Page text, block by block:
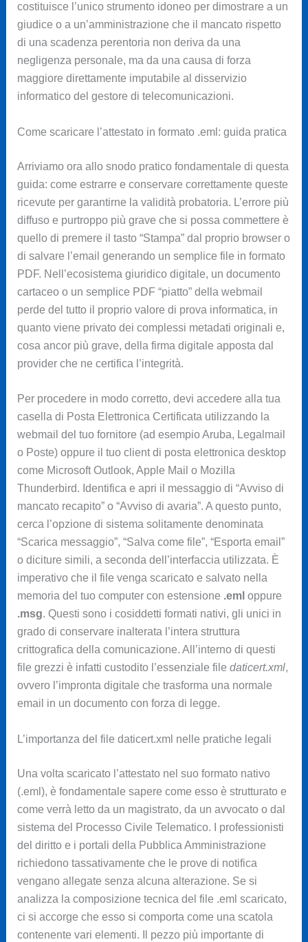
costituisce l’unico strumento idoneo per dimostrare a un
giudice o a un’amministrazione che il mancato rispetto
di una scadenza perentoria non deriva da una
negligenza personale, ma da una causa di forza
maggiore direttamente imputabile al disservizio
informatico del gestore di telecomunicazioni.
Come scaricare l’attestato in formato .eml: guida pratica
Arriviamo ora allo snodo pratico fondamentale di questa
guida: come estrarre e conservare correttamente queste
ricevute per garantirne la validità probatoria. L’errore più
diffuso e purtroppo più grave che si possa commettere è
quello di premere il tasto “Stampa” dal proprio browser o
di salvare l’email generando un semplice file in formato
PDF. Nell’ecosistema giuridico digitale, un documento
cartaceo o un semplice PDF “piatto” della webmail
perde del tutto il proprio valore di prova informatica, in
quanto viene privato dei complessi metadati originali e,
cosa ancor più grave, della firma digitale apposta dal
provider che ne certifica l’integrità.
Per procedere in modo corretto, devi accedere alla tua
casella di Posta Elettronica Certificata utilizzando la
webmail del tuo fornitore (ad esempio Aruba, Legalmail
o Poste) oppure il tuo client di posta elettronica desktop
come Microsoft Outlook, Apple Mail o Mozilla
Thunderbird. Identifica e apri il messaggio di “Avviso di
mancato recapito” o “Avviso di avaria”. A questo punto,
cerca l’opzione di sistema solitamente denominata
“Scarica messaggio”, “Salva come file”, “Esporta email”
o diciture simili, a seconda dell’interfaccia utilizzata. È
imperativo che il file venga scaricato e salvato nella
memoria del tuo computer con estensione .eml oppure
.msg. Questi sono i cosiddetti formati nativi, gli unici in
grado di conservare inalterata l’intera struttura
crittografica della comunicazione. All’interno di questi
file grezzi è infatti custodito l’essenziale file daticert.xml,
ovvero l’impronta digitale che trasforma una normale
email in un documento con forza di legge.
L’importanza del file daticert.xml nelle pratiche legali
Una volta scaricato l’attestato nel suo formato nativo
(.eml), è fondamentale sapere come esso è strutturato e
come verrà letto da un magistrato, da un avvocato o dal
sistema del Processo Civile Telematico. I professionisti
del diritto e i portali della Pubblica Amministrazione
richiedono tassativamente che le prove di notifica
vengano allegate senza alcuna alterazione. Se si
analizza la composizione tecnica del file .eml scaricato,
ci si accorge che esso si comporta come una scatola
contenente vari elementi. Il pezzo più importante di